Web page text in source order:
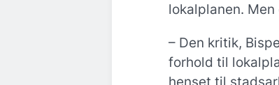
lokalplanen.
– Den kritik,
forhold til